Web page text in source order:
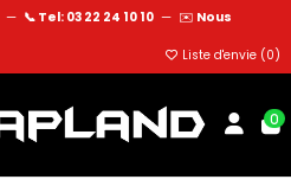
— 📞 Tel: 03 22 24 10 10 — ✉️ Nous
Liste d'envie (0)
0